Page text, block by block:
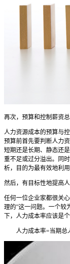
再次，预算和控制薪资
人力资源成本的预算与
预算前首先要判断人力
短期还是长期、静态还
重不足或过分溢出。同
析，目的为最有效地利
然后，有目标性地提高
任何一位企业家都很关
理的”这一问题。一个较
下，人力成本率应该是
人力成本率=当期总